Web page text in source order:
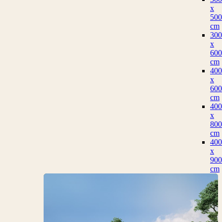
x
500
cm
300
x
600
cm
400
x
600
cm
400
x
800
cm
400
x
900
cm